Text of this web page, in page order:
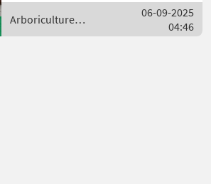
Arboriculture
equipment / Olmi
06-09-2025
04:46